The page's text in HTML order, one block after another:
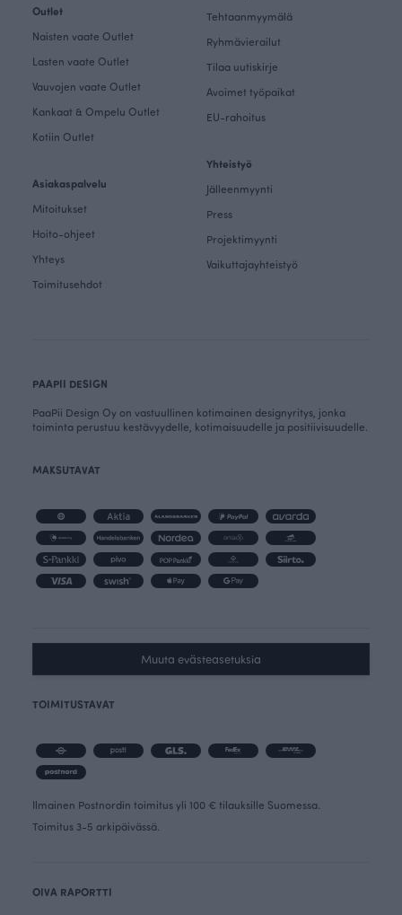
Outlet
Naisten vaate Outlet
Lasten vaate Outlet
Vauvojen vaate Outlet
Kankaat & Ompelu Outlet
Kotiin Outlet
Asiakaspalvelu
Mitoitukset
Hoito-ohjeet
Yhteys
Toimitusehdot
Tehtaanmyymälä
Ryhmävierailut
Tilaa uutiskirje
Avoimet työpaikat
EU-rahoitus
Yhteistyö
Jälleenmyynti
Press
Projektimyynti
Vaikuttajayhteistyö
PAAPII DESIGN
PaaPii Design Oy on vastuullinen kotimainen designyritys, jonka
toiminta perustuu kestävyydelle, kotimaisuudelle ja positiivisuudelle.
MAKSUTAVAT
Muuta evästeasetuksia
TOIMITUSTAVAT
Ilmainen Postnordin toimitus yli 100 € tilauksille Suomessa.
Toimitus 3-5 arkipäivässä.
OIVA RAPORTTI